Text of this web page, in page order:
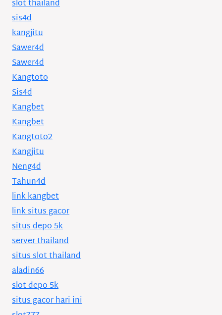
slot thailand
sis4d
kangjitu
Sawer4d
Sawer4d
Kangtoto
Sis4d
Kangbet
Kangbet
Kangtoto2
Kangjitu
Neng4d
Tahun4d
link kangbet
link situs gacor
situs depo 5k
server thailand
situs slot thailand
aladin66
slot depo 5k
situs gacor hari ini